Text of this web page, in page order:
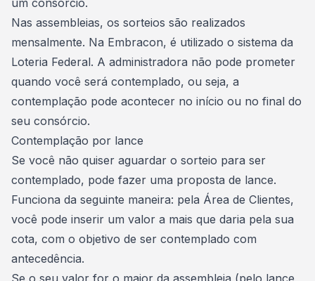
um consórcio.
Nas assembleias, os sorteios são realizados
mensalmente. Na Embracon, é utilizado o sistema da
Loteria Federal. A administradora não pode prometer
quando você será contemplado, ou seja, a
contemplação pode acontecer no início ou no final do
seu consórcio.
Contemplação por lance
Se você não quiser aguardar o sorteio para ser
contemplado, pode fazer uma proposta de lance.
Funciona da seguinte maneira: pela Área de Clientes,
você pode inserir um valor a mais que daria pela sua
cota, com o objetivo de ser contemplado com
antecedência.
Se o seu valor for o maior da assembleia (pelo lance